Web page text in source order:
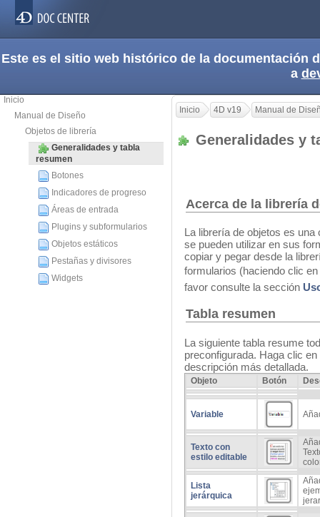
Este es el sitio web histórico de la documentación
a
Inicio
Manual de Diseño
Objetos de librería
Generalidades y tabla
resumen
Botones
Indicadores de progreso
Áreas de entrada
Plugins y subformularios
Objetos estáticos
Pestañas y divisores
Widgets
Inicio 4D v19 Manual de
Generalidades y
Acerca de la librería
La librería de objetos es
se pueden utilizar en sus
copiar y pegar desde la
formularios (haciendo clic
favor consulte la sección
Tabla resumen
La siguiente tabla resume
preconfigurada. Haga clic
descripción más detallada.
Objeto Botón
Variable
Texto con
estilo editable
Lista
jerárquica